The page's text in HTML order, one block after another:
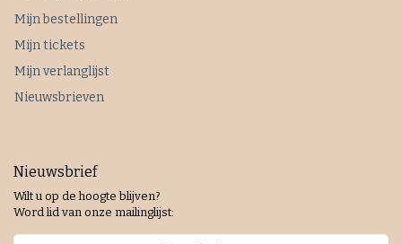
Mijn bestellingen
Mijn tickets
Mijn verlanglijst
Nieuwsbrieven
Nieuwsbrief
Wilt u op de hoogte blijven?
Word lid van onze mailinglijst: